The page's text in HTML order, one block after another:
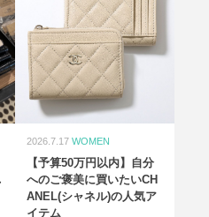
2026.7.17 WOMEN
【予算50万円以内】自分
へのご褒美に買いたいCH
ANEL(シャネル)の人気ア
イテム